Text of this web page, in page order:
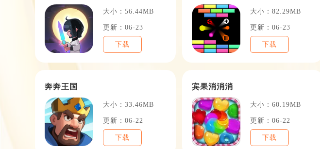
大小：56.44MB
更新：06-23
下载
大小：82.29MB
更新：06-23
下载
奔奔王国
大小：33.46MB
更新：06-22
下载
宾果消消消
大小：60.19MB
更新：06-22
下载